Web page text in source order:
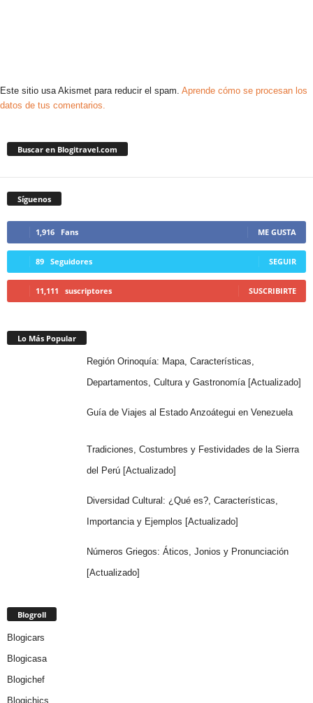
Este sitio usa Akismet para reducir el spam. Aprende cómo se procesan los
datos de tus comentarios.
Buscar en Blogitravel.com
Síguenos
1,916 Fans ME GUSTA
89 Seguidores SEGUIR
11,111 suscriptores SUSCRIBIRTE
Lo Más Popular
Región Orinoquía: Mapa, Características,
Departamentos, Cultura y Gastronomía [Actualizado]
Guía de Viajes al Estado Anzoátegui en Venezuela
Tradiciones, Costumbres y Festividades de la Sierra
del Perú [Actualizado]
Diversidad Cultural: ¿Qué es?, Características,
Importancia y Ejemplos [Actualizado]
Números Griegos: Áticos, Jonios y Pronunciación
[Actualizado]
Blogroll
Blogicars
Blogicasa
Blogichef
Blogichics